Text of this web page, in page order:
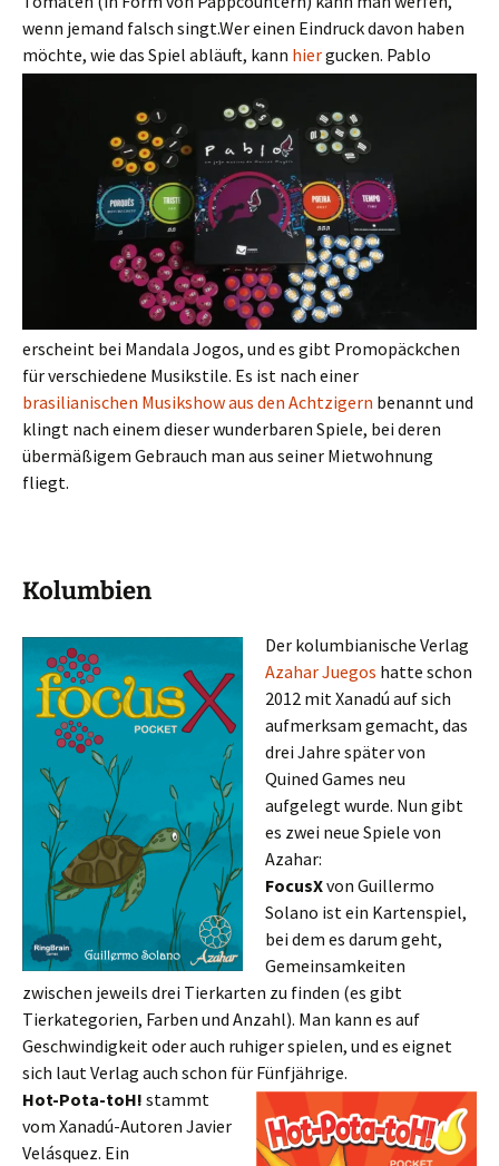
wenn jemand falsch singt.Wer einen Eindruck davon haben
möchte, wie das Spiel abläuft, kann hiergucken. Pablo
erscheint bei Mandala Jogos, und es gibt Promopäckchen
für verschiedene Musikstile. Es ist nach einer
brasilianischen Musikshow aus den Achtzigern benannt und
klingt nach einem dieser wunderbaren Spiele, bei deren
übermäßigem Gebrauch man aus seiner Mietwohnung
fliegt.
Kolumbien
Der kolumbianische Verlag
Azahar Juegos hatte schon
2012 mit Xanadú auf sich
aufmerksam gemacht, das
drei Jahre später von
Quined Games neu
aufgelegt wurde. Nun gibt
es zwei neue Spiele von
Azahar:
FocusXvon Guillermo
Solano ist ein Kartenspiel,
bei dem es darum geht,
Gemeinsamkeiten
zwischen jeweils drei Tierkarten zu finden (es gibt
Tierkategorien, Farben und Anzahl). Man kann es auf
Geschwindigkeit oder auch ruhiger spielen, und es eignet
sich laut Verlag auch schon für Fünfjährige.
Hot-Pota-toH! stammt
vom Xanadú-Autoren Javier
Velásquez. Ein